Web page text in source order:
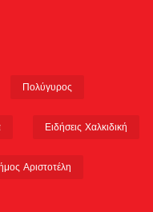
Πολύγυρος
Ειδήσεις Χαλκιδική
Αριστοτέλη